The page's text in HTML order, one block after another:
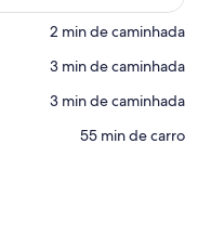
‪2 min de caminhada‬
‪3 min de caminhada‬
‪3 min de caminhada‬
‪55 min de carro‬